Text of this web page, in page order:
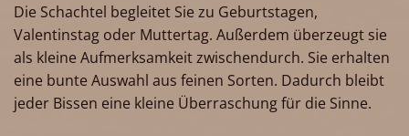
Die Schachtel begleitet Sie zu Geburtstagen,
Valentinstag oder Muttertag. Außerdem überzeugt sie
als kleine Aufmerksamkeit zwischendurch. Sie erhalten
eine bunte Auswahl aus feinen Sorten. Dadurch bleibt
jeder Bissen eine kleine Überraschung für die Sinne.